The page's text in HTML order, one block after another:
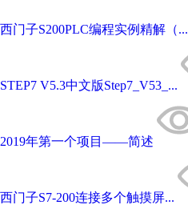
西门子S200PLC编程实例精解（...
STEP7 V5.3中文版Step7_V53_...
2019年第一个项目——简述
西门子S7-200连接多个触摸屏...